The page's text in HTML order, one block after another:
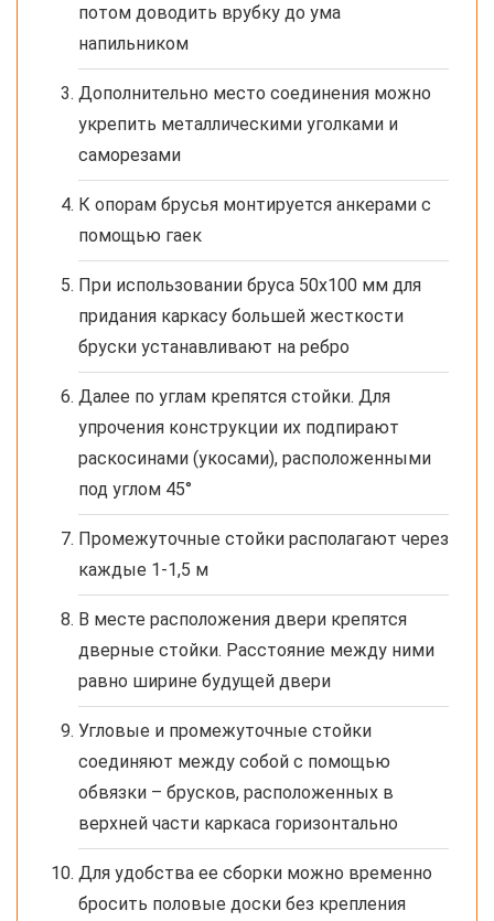
потом доводить врубку до ума
напильником
Дополнительно место соединения можно
укрепить металлическими уголками и
саморезами
К опорам брусья монтируется анкерами с
помощью гаек
При использовании бруса 50х100 мм для
придания каркасу большей жесткости
бруски устанавливают на ребро
Далее по углам крепятся стойки. Для
упрочения конструкции их подпирают
раскосинами (укосами), расположенными
под углом 45°
Промежуточные стойки располагают через
каждые 1-1,5 м
В месте расположения двери крепятся
дверные стойки. Расстояние между ними
равно ширине будущей двери
Угловые и промежуточные стойки
соединяют между собой с помощью
обвязки – брусков, расположенных в
верхней части каркаса горизонтально
Для удобства ее сборки можно временно
бросить половые доски без крепления